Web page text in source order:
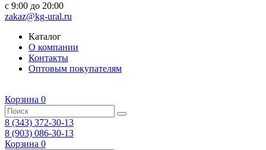
c 9:00 до 20:00
zakaz@kg-ural.ru
Каталог
О компании
Контакты
Оптовым покупателям
Корзина 0
8 (343) 372-30-13
8 (903) 086-30-13
Корзина 0